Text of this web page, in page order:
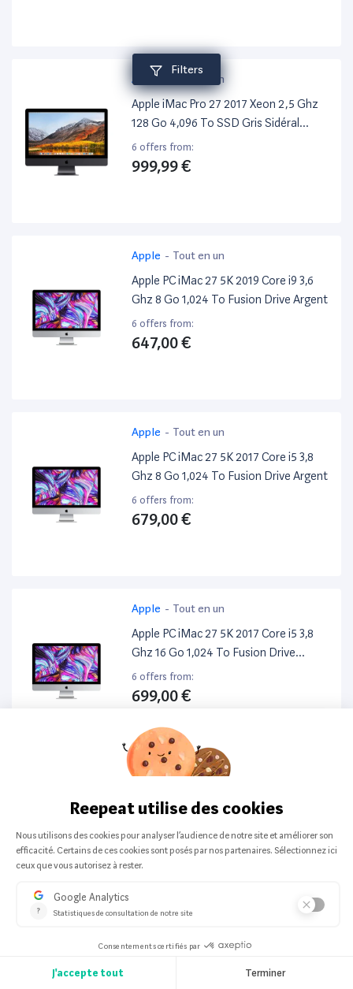
Filters
Apple Tout en un
Apple iMac Pro 27 2017 Xeon 2,5 Ghz
128 Go 4,096 To SSD Gris Sidéral
Reconditionné
6 offers from:
999,99 €
Apple - Tout en un
Apple PC iMac 27 5K 2019 Core i9 3,6
Ghz 8 Go 1,024 To Fusion Drive Argent
6 offers from:
647,00 €
Apple - Tout en un
Apple PC iMac 27 5K 2017 Core i5 3,8
Ghz 8 Go 1,024 To Fusion Drive Argent
6 offers from:
679,00 €
Apple - Tout en un
Apple PC iMac 27 5K 2017 Core i5 3,8
Ghz 16 Go 1,024 To Fusion Drive
Argent
6 offers from:
699,00 €
Apple PC iMac 27 5K 2019 Core i9 3,6
Ghz 32 Go 2,128 To Fusion Drive
Argent
6 offers from:
1 149,00 €